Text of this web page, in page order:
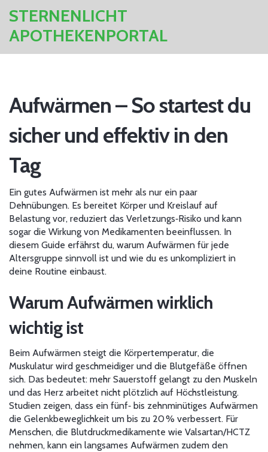
STERNENLICHT
APOTHEKENPORTAL
Aufwärmen – So startest du
sicher und effektiv in den
Tag
Ein gutes Aufwärmen ist mehr als nur ein paar
Dehnübungen. Es bereitet Körper und Kreislauf auf
Belastung vor, reduziert das Verletzungs‑Risiko und kann
sogar die Wirkung von Medikamenten beeinflussen. In
diesem Guide erfährst du, warum Aufwärmen für jede
Altersgruppe sinnvoll ist und wie du es unkompliziert in
deine Routine einbaust.
Warum Aufwärmen wirklich
wichtig ist
Beim Aufwärmen steigt die Körpertemperatur, die
Muskulatur wird geschmeidiger und die Blutgefäße öffnen
sich. Das bedeutet: mehr Sauerstoff gelangt zu den Muskeln
und das Herz arbeitet nicht plötzlich auf Höchstleistung.
Studien zeigen, dass ein fünf‑ bis zehnminütiges Aufwärmen
die Gelenkbeweglichkeit um bis zu 20 % verbessert. Für
Menschen, die Blutdruckmedikamente wie Valsartan/HCTZ
nehmen, kann ein langsames Aufwärmen zudem den